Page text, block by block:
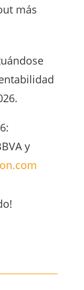
más
y